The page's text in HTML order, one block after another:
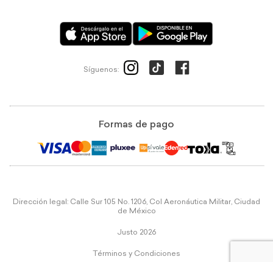
Síguenos:
Formas de pago
Dirección legal: Calle Sur 105 No. 1206, Col Aeronáutica Militar, Ciudad
de México
Justo 2026
Términos y Condiciones